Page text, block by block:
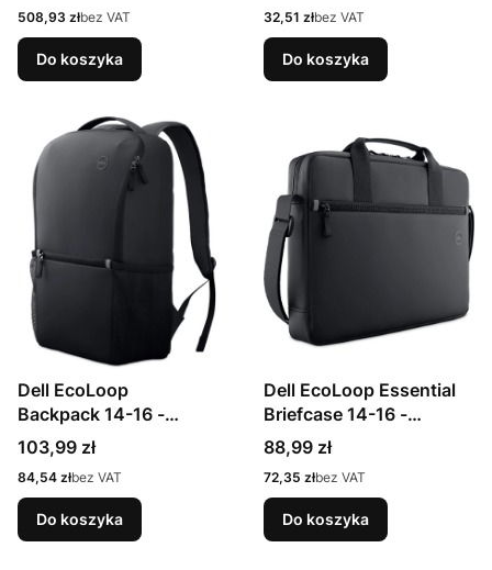
Cena
508,93 złbez VAT
Do koszyka
Cena
32,51 złbez VAT
Do koszyka
Dell EcoLoop
Backpack 14-16 -
CP3724
Cena
103,99 zł
Cena
84,54 złbez VAT
Do koszyka
Dell EcoLoop Essential
Briefcase 14-16 ­
CC3624
Cena
88,99 zł
Cena
72,35 złbez VAT
Do koszyka